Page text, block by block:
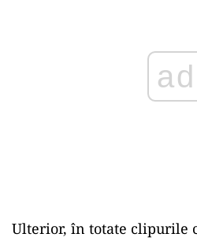
ad
Ulterior, în totate clipurile